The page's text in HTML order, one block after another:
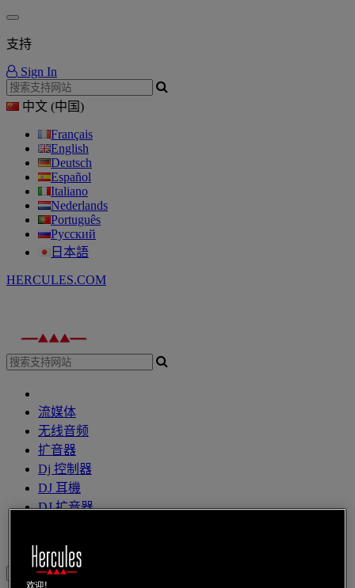
支持
Sign In
中文 (中国)
Français
English
Deutsch
Español
Italiano
Nederlands
Português
Русский
日本語
HERCULES.COM
流媒体
无线音频
扩音器
Dj 控制器
DJ 耳機
DJ 扩音器
網路攝像頭
欢迎！